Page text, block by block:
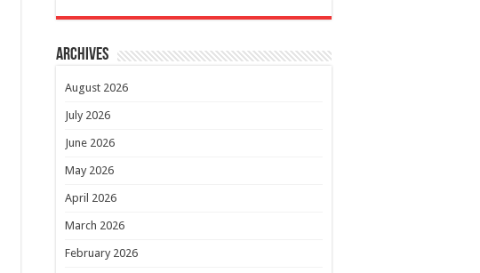
Archives
August 2026
July 2026
June 2026
May 2026
April 2026
March 2026
February 2026